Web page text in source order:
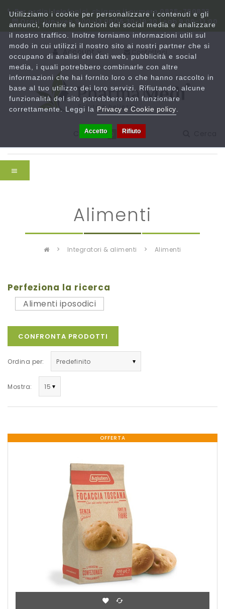
Per ordini telefonici, chiama il numero 0825-780833
Orari: lun-ven 9:00-13:00/15:30-19:30 | sab 9:00-13:00
Account Contattaci
Carrello
alimenti
integratori & alimenti alimenti
Perfeziona la ricerca
Alimenti iposodici
CONFRONTA PRODOTTI
Ordina per:
Mostra:
OFFERTA
Utilizziamo i cookie per personalizzare i contenuti e gli
annunci, fornire le funzioni dei social media e analizzare
il nostro traffico. Inoltre forniamo informazioni utili sul
modo in cui utilizzi il nostro sito ai nostri partner che si
occupano di analisi dei dati web, pubblicità e social
media, i quali potrebbero combinarle con altre
informazioni che hai fornito loro o che hanno raccolto in
base al tuo utilizzo dei loro servizi. Rifiutando, alcune
funzionalità del sito potrebbero non funzionare
correttamente. Leggi la Privacy e Cookie policy
Accetto Rifiuto